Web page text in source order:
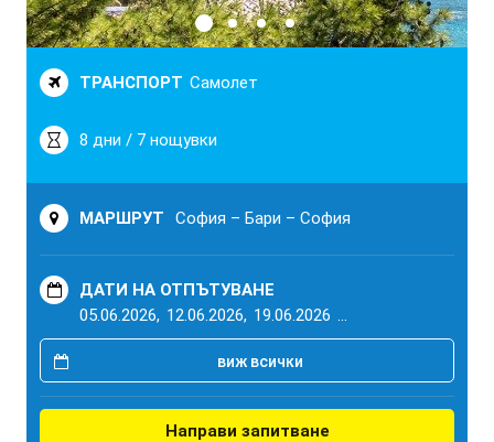
ТРАНСПОРТ Самолет
8 дни / 7 нощувки
МАРШРУТ София – Бари – София
ДАТИ НА ОТПЪТУВАНЕ
05.06.2026, 12.06.2026, 19.06.2026 ...
виж всички
Направи запитване